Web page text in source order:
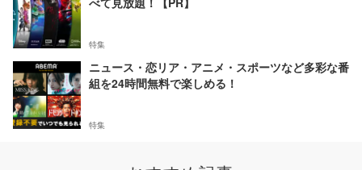
特集
ニュース・恋リア・アニメ・スポーツなど多彩な番
組を24時間無料で楽しめる！
特集